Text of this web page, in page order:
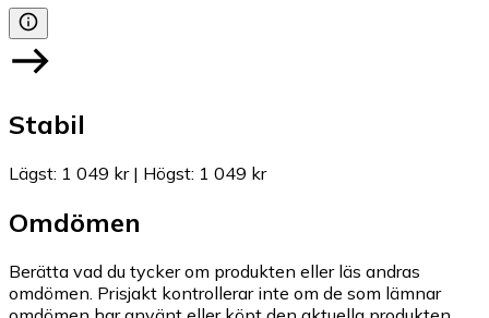
Stabil
Lägst: 1 049 kr| Högst: 1 049 kr
Omdömen
Berätta vad du tycker om produkten eller läs andras
omdömen. Prisjakt kontrollerar inte om de som lämnar